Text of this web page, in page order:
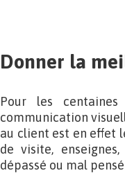
Donner la
Pour les
communication
au client est en effet
de visite,
dépassé ou mal